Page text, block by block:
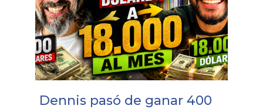
Dennis pasó de ganar 400